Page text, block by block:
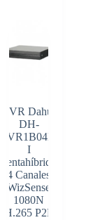
DVR Dahua
DH-
XVR1B04H-
I
Pentahíbrido
4 Canales
WizSense
1080N
H.265 P2P